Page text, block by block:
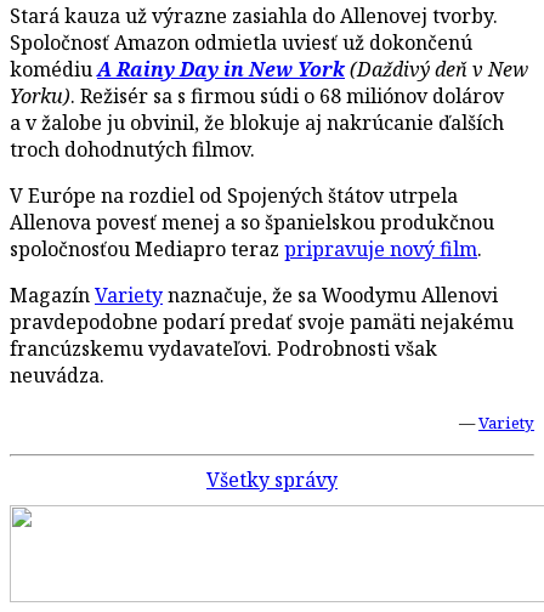
Stará kauza už výrazne zasiahla do Allenovej tvorby.
Spoločnosť Amazon odmietla uviesť už dokončenú
komédiuA Rainy Day in New York(Daždivý deň v New
Yorku). Režisér sa s firmou súdi o 68 miliónov dolárov
a v žalobe ju obvinil, že blokuje aj nakrúcanie ďalších
troch dohodnutých filmov.
V Európe na rozdiel od Spojených štátov utrpela
Allenova povesť menej a so španielskou produkčnou
spoločnosťou Mediapro teraz pripravuje nový film.
MagazínVarietynaznačuje, že sa Woodymu Allenovi
pravdepodobne podarí predať svoje pamäti nejakému
francúzskemu vydavateľovi. Podrobnosti však
neuvádza.
—Variety
Všetky správy